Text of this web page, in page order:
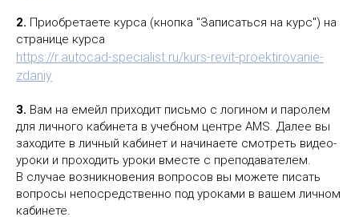
2. Приобретаете курса (кнопка "Записаться на курс") на
странице курса
https://r.autocad-specialist.ru/kurs-revit-proektirovanie-
zdaniy
3. Вам на емейл приходит письмо с логином и паролем
для личного кабинета в учебном центре AMS. Далее вы
заходите в личный кабинет и начинаете смотреть видео-
уроки и проходить уроки вместе с преподавателем.
В случае возникновения вопросов вы можете писать
вопросы непосредственно под уроками в вашем личном
кабинете.